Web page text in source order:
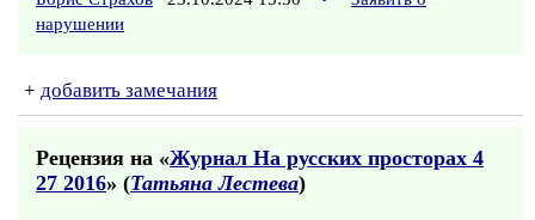
нарушении
+ добавить замечания
Рецензия на «Журнал На русских просторах 4
27 2016» (Татьяна Лестева)